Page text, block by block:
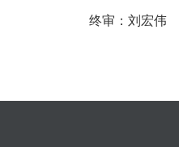
终审：刘宏伟